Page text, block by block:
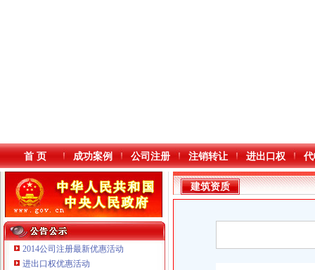
首 页 成功案例 公司注册 注销转让 进出口权
2014公司注册最新优惠活动
进出口权优惠活动
建筑资质